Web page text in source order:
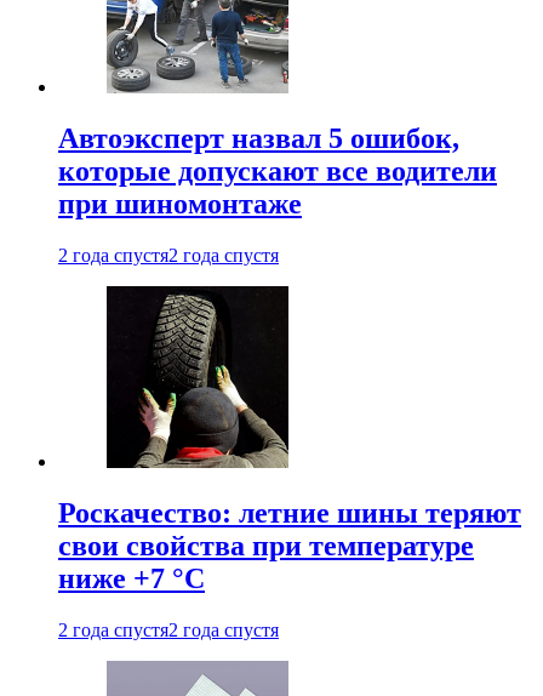
Автоэксперт назвал 5 ошибок,
которые допускают все водители
при шиномонтаже
2 года спустя2 года спустя
Роскачество: летние шины теряют
свои свойства при температуре
ниже +7 °C
2 года спустя2 года спустя